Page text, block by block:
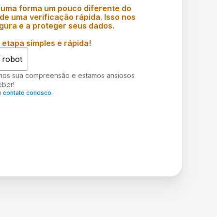
forma um pouco diferente do
uma verificação rápida. Isso nos
e a proteger seus dados.
simples e rápida!
robot
sua compreensão e estamos ansiosos
contato conosco.